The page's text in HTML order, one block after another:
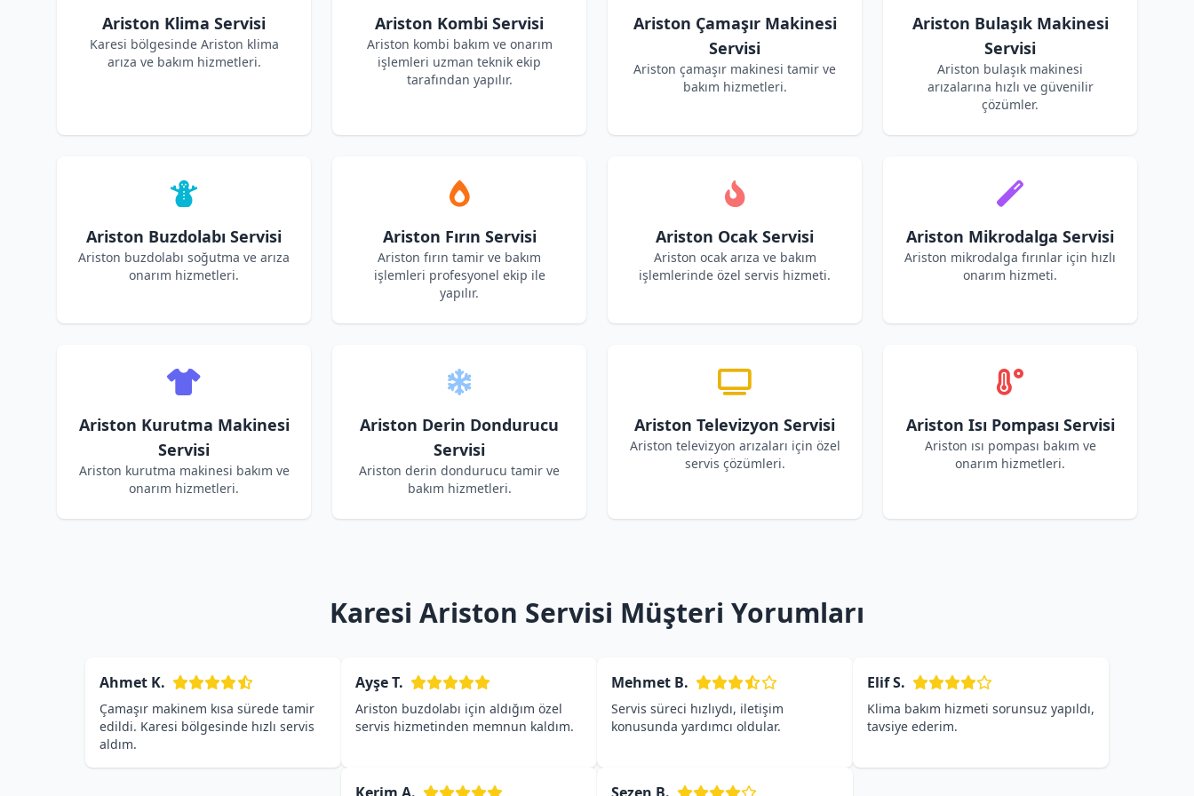
Ariston Klima Servisi
Karesi bölgesinde Ariston klima
arıza ve bakım hizmetleri.
Ariston Kombi Servisi
Ariston kombi bakım ve onarım
işlemleri uzman teknik ekip
tarafından yapılır.
Ariston Çamaşır Makinesi
Servisi
Ariston çamaşır makinesi tamir ve
bakım hizmetleri.
Ariston Bulaşık Makinesi
Servisi
Ariston bulaşık makinesi
arızalarına hızlı ve güvenilir
çözümler.
Ariston Buzdolabı Servisi
Ariston buzdolabı soğutma ve arıza
onarım hizmetleri.
Ariston Fırın Servisi
Ariston fırın tamir ve bakım
işlemleri profesyonel ekip ile
yapılır.
Ariston Ocak Servisi
Ariston ocak arıza ve bakım
işlemlerinde özel servis hizmeti.
Ariston Mikrodalga Servisi
Ariston mikrodalga fırınlar için hızlı
onarım hizmeti.
Ariston Kurutma Makinesi
Servisi
Ariston kurutma makinesi bakım ve
onarım hizmetleri.
Ariston Derin Dondurucu
Servisi
Ariston derin dondurucu tamir ve
bakım hizmetleri.
Ariston Televizyon Servisi
Ariston televizyon arızaları için özel
servis çözümleri.
Ariston Isı Pompası Servisi
Ariston ısı pompası bakım ve
onarım hizmetleri.
Karesi Ariston Servisi Müşteri Yorumları
Ahmet K.
Çamaşır makinem kısa sürede tamir
edildi. Karesi bölgesinde hızlı servis
aldım.
Ayşe T.
Ariston buzdolabı için aldığım özel
servis hizmetinden memnun kaldım.
Mehmet B.
Servis süreci hızlıydı, iletişim
konusunda yardımcı oldular.
Elif S.
Klima bakım hizmeti sorunsuz yapıldı,
tavsiye ederim.